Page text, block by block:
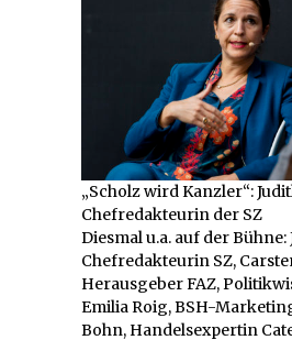
„Scholz wird Kanzler“:
Chefredakteurin der SZ
Diesmal u.a. auf der
Chefredakteurin SZ,
Herausgeber FAZ,
Emilia Roig, BSH-
Bohn, Handelsexpertin